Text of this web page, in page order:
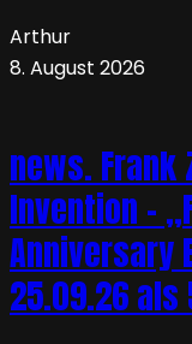
Arthur
8. August 2026
news. Frank
Invention –
Anniversary
25.09.26 als